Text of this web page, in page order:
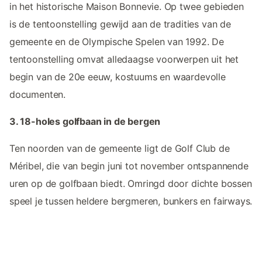
in het historische Maison Bonnevie. Op twee gebieden
is de tentoonstelling gewijd aan de tradities van de
gemeente en de Olympische Spelen van 1992. De
tentoonstelling omvat alledaagse voorwerpen uit het
begin van de 20e eeuw, kostuums en waardevolle
documenten.
3. 18-holes golfbaan in de bergen
Ten noorden van de gemeente ligt de Golf Club de
Méribel, die van begin juni tot november ontspannende
uren op de golfbaan biedt. Omringd door dichte bossen
speel je tussen heldere bergmeren, bunkers en fairways.